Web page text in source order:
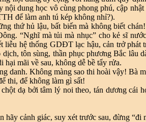
dung học vô cùng phong phú, cập
để làm anh tú kép không nhỉ?).
thứ hủ lậu, bất biến mà không biết
“Nghĩ mà tủi mà nhục” cho kẻ sĩ
hệ thống GDĐT lạc hậu, cản trở phát
tôn sùng, thần phục phương Bắc
hại mãi về sau, không dễ bề tẩy rửa.
danh. Không màng sao thi hoài vậy!
thi, để không làm gì sất!
dạ bởi tâm lý noi theo, tán dương cái
cảnh giác, suy xét trước sau, đừng